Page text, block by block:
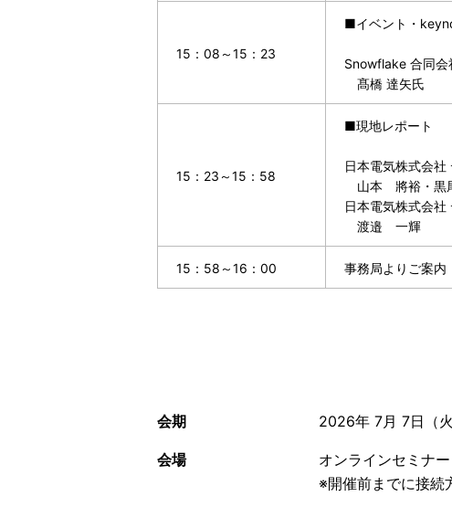
15：08～15：23
■イベント・
Snowflake 合同会
髙橋 達矢氏
15：23～15：58
■現地レポート
日本電気株式会
山本 將裕・黒
日本電気株式会
渡邉 一輝
15：58～16：00 事務局よりご案内
会期 2026年 7月 7日（
会場
オンラインセミナー
※開催前までに接続